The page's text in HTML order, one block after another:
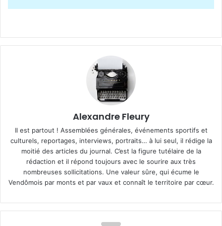
Alexandre Fleury
Il est partout ! Assemblées générales, événements sportifs et
culturels, reportages, interviews, portraits… à lui seul, il rédige la
moitié des articles du journal. C’est la figure tutélaire de la
rédaction et il répond toujours avec le sourire aux très
nombreuses sollicitations. Une valeur sûre, qui écume le
Vendômois par monts et par vaux et connaît le territoire par cœur.